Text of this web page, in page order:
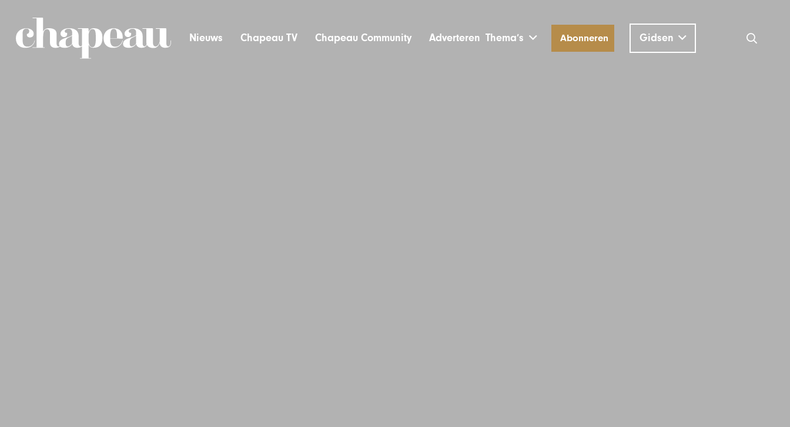
Nieuws Chapeau TV Chapeau Community Adverteren Thema’s Abonneren Gidsen